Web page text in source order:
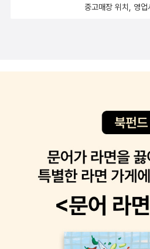
축약본이 아닌 케임브리지 통사로는 '
다. '입문'(Introduction) 시리즈인 <케
유, 2018)과 <케임브리지 카프카 입
사, 2017)와 <도스토옙스키: 케임브리
는집, 2018)가 대표적이다.알라딘에서
'케임브리지 7인'과 '케임브리지 5인'에
9세기 말에 중국 선교사로 투신한 그
러, 솔저, 스파이>의 소재가 된) 그 학
중고매장 위치, 영업